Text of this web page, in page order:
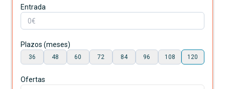
Entrada
Plazos (meses)
36 48 60 72 84 96 108 120
Ofertas